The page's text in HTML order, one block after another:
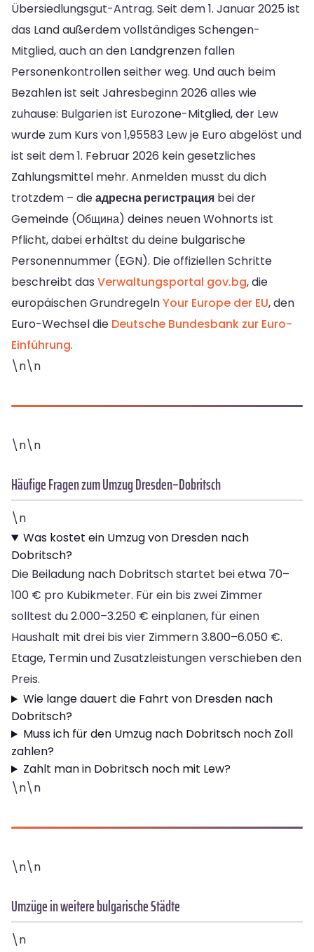
Übersiedlungsgut-Antrag. Seit dem 1. Januar 2025 ist
das Land außerdem vollständiges Schengen-
Mitglied, auch an den Landgrenzen fallen
Personenkontrollen seither weg. Und auch beim
Bezahlen ist seit Jahresbeginn 2026 alles wie
zuhause: Bulgarien ist Eurozone-Mitglied, der Lew
wurde zum Kurs von 1,95583 Lew je Euro abgelöst und
ist seit dem 1. Februar 2026 kein gesetzliches
Zahlungsmittel mehr. Anmelden musst du dich
trotzdem – dieадресна регистрация bei der
Gemeinde (Община) deines neuen Wohnorts ist
Pflicht, dabei erhältst du deine bulgarische
Personennummer (EGN). Die offiziellen Schritte
beschreibt das Verwaltungsportal gov.bg, die
europäischen GrundregelnYour Europe der EU, den
Euro-Wechsel die Deutsche Bundesbank zur Euro-
Einführung.
\n\n
\n\n
Häufige Fragen zum Umzug Dresden–Dobritsch
\n
Was kostet ein Umzug von Dresden nach
Dobritsch?
Die Beiladung nach Dobritsch startet bei etwa 70–
100 € pro Kubikmeter. Für ein bis zwei Zimmer
solltest du 2.000–3.250 € einplanen, für einen
Haushalt mit drei bis vier Zimmern 3.800–6.050 €.
Etage, Termin und Zusatzleistungen verschieben den
Preis.
Wie lange dauert die Fahrt von Dresden nach
Dobritsch?
Muss ich für den Umzug nach Dobritsch noch Zoll
zahlen?
Zahlt man in Dobritsch noch mit Lew?
\n\n
\n\n
Umzüge in weitere bulgarische Städte
\n